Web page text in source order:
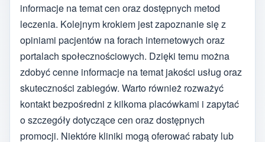
informacje na temat cen oraz dostępnych metod
leczenia. Kolejnym krokiem jest zapoznanie się z
opiniami pacjentów na forach internetowych oraz
portalach społecznościowych. Dzięki temu można
zdobyć cenne informacje na temat jakości usług oraz
skuteczności zabiegów. Warto również rozważyć
kontakt bezpośredni z kilkoma placówkami i zapytać
o szczegóły dotyczące cen oraz dostępnych
promocji. Niektóre kliniki mogą oferować rabaty lub